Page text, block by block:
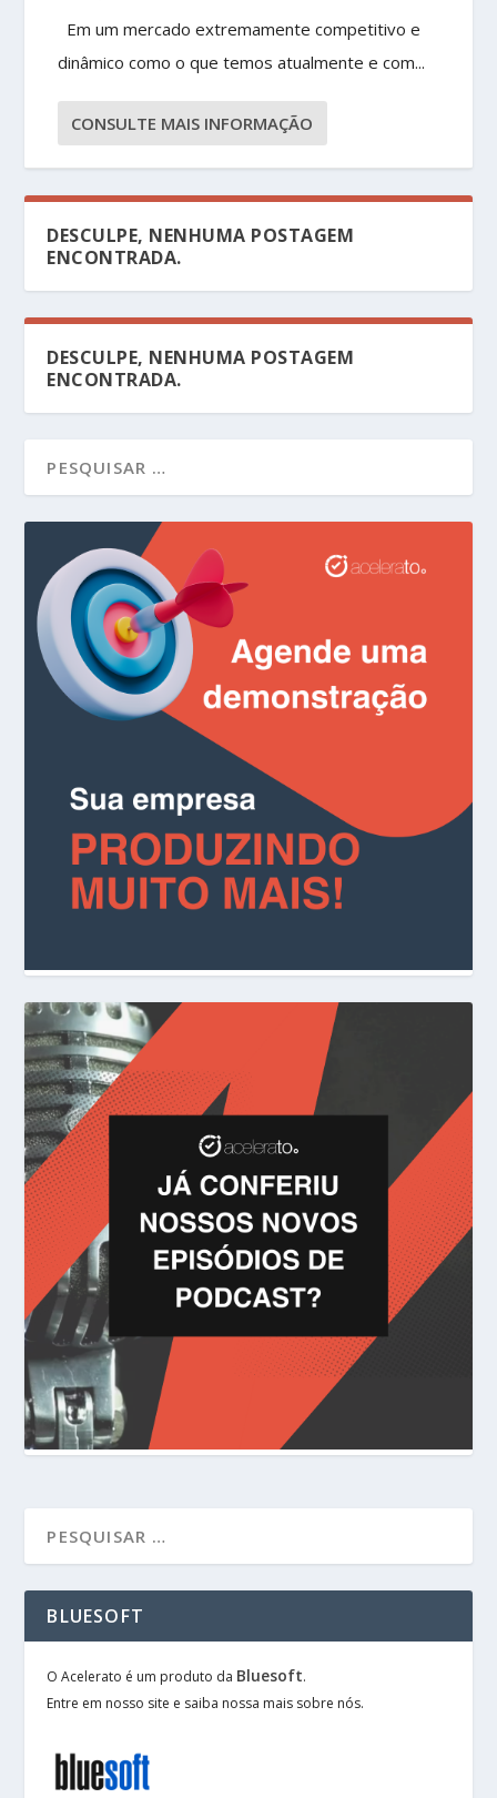
Em um mercado extremamente competitivo e
dinâmico como o que temos atualmente e com...
CONSULTE MAIS INFORMAÇÃO
DESCULPE, NENHUMA POSTAGEM
ENCONTRADA.
DESCULPE, NENHUMA POSTAGEM
ENCONTRADA.
BLUESOFT
O Acelerato é um produto da Bluesoft.
Entre em nosso site e saiba nossa mais sobre nós.